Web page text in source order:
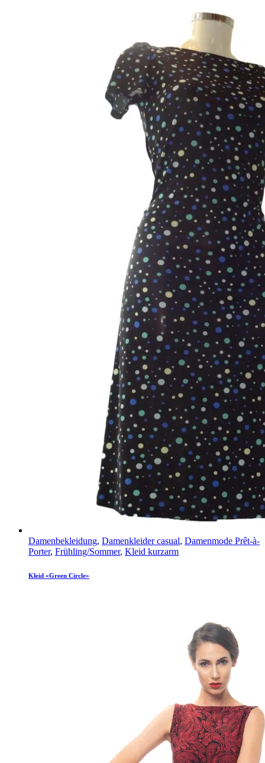
Damenbekleidung, Damenkleider casual, Damenmode Prêt-à-
Porter, Frühling/Sommer, Kleid kurzarm
Kleid «Green Circle»